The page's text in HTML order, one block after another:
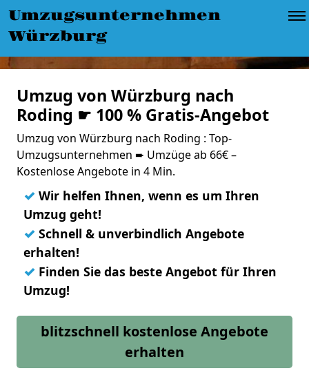
Umzugsunternehmen
Würzburg
Umzug von Würzburg nach
Roding ☛ 100 % Gratis-Angebot
Umzug von Würzburg nach Roding : Top-
Umzugsunternehmen ➨ Umzüge ab 66€ –
Kostenlose Angebote in 4 Min.
✓ Wir helfen Ihnen, wenn es um Ihren
Umzug geht!
✓ Schnell & unverbindlich Angebote
erhalten!
✓ Finden Sie das beste Angebot für Ihren
Umzug!
blitzschnell kostenlose Angebote
erhalten